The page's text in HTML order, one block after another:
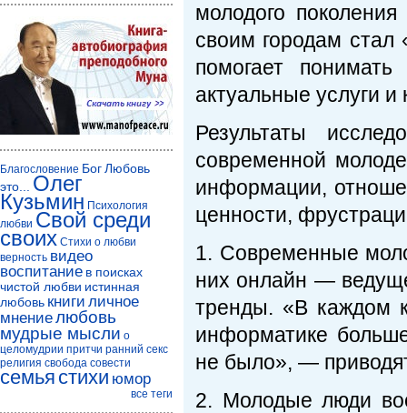
молодого
своим городам стал
помогает
актуальные услуги
Результаты
современной
информации,
ценности,
1. Современные
них онлайн —
тренды. «В каждом
информатике
не было», —
2. Молодые люди
Благословение БогЛюбовь
это...
Олег
Кузьмин Психология
любви Свой среди
своих Стихи о любви
верность видео
воспитание в поисках
чистой любви истинная
любовь книги личное
мнениелюбовь
мудрые мысли о
целомудрии притчи ранний секс
религия свобода совести
семья стихи юмор
все теги